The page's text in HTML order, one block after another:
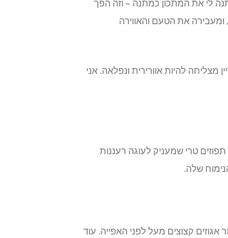
את הטעם והאווירה
מצליחה להיות אוורירית ונפלאה. אני
טרי שמעניק לעוגה רעננות
שלה.
קצוצים מעל לפני האפייה. עוד